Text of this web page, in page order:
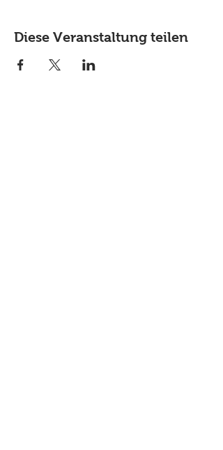
Diese Veranstaltung teilen